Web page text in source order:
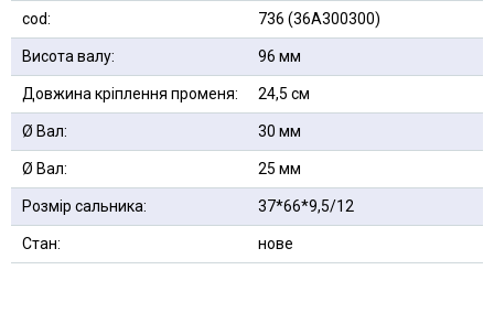
cod: 736 (36A300300)
Висота валу: 96 мм
Довжина кріплення променя: 24,5 см
Ø Вал: 30 мм
Ø Вал: 25 мм
Розмір сальника: 37*66*9,5/12
Стан: нове